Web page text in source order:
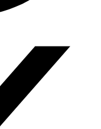
প্রেম এবং…